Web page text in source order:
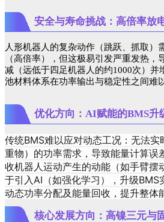
安全与寿命挑战：高倍率放
人形机器人的复杂动作（跳跃、抓取）
（高倍率），但这极易引发严重发热，
减（远低于四足机器人的约1000次）并
池材料体系在功率输出与稳定性之间难
优化方向：AI赋能的BMS升
传统BMS难以应对动态工况：无法实
重物）的功率需求，导致能量计算误
收机器人运动产生的动能（如手臂摆
于引入AI（如强化学习），升级BMS
动态功率分配及能量回收，提升整体
核心发展方向：高镍三元与